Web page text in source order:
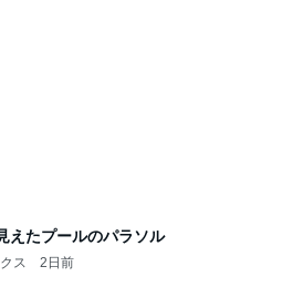
えたプールのパラソル
ス 2日前